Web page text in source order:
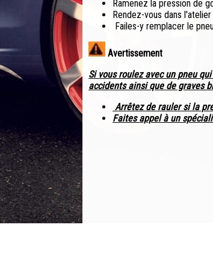
Ramenez la pression de
Rendez-vous dans
Failes-y remplacer le
Avertissement
Si vous roulez avec un pneu
accidents ainsi que de graves
Arrêtez de rauler si la
Faites appel à un